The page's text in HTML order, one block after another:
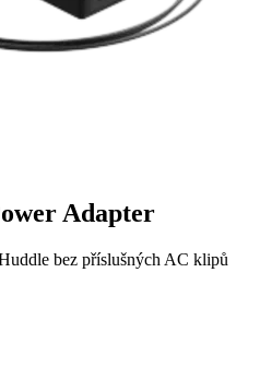
Adapter
bez příslušných AC klipů